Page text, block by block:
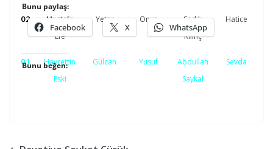
02
Mustafa
Efe
Yeter Onur
Sadık
Kılınç
Hatice
01
Hayrettin
Eski
Gülcan Yusuf
Abdullah
Saykal
Sevda
Bunu paylaş:
Facebook X WhatsApp
Bunu beğen: